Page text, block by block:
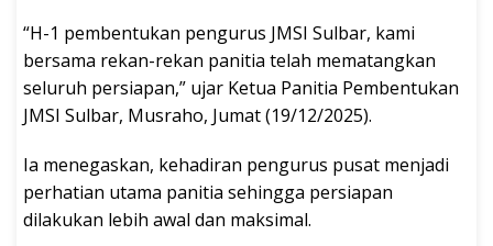
“H-1 pembentukan pengurus JMSI Sulbar, kami
bersama rekan-rekan panitia telah mematangkan
seluruh persiapan,” ujar Ketua Panitia Pembentukan
JMSI Sulbar, Musraho, Jumat (19/12/2025).
Ia menegaskan, kehadiran pengurus pusat menjadi
perhatian utama panitia sehingga persiapan
dilakukan lebih awal dan maksimal.